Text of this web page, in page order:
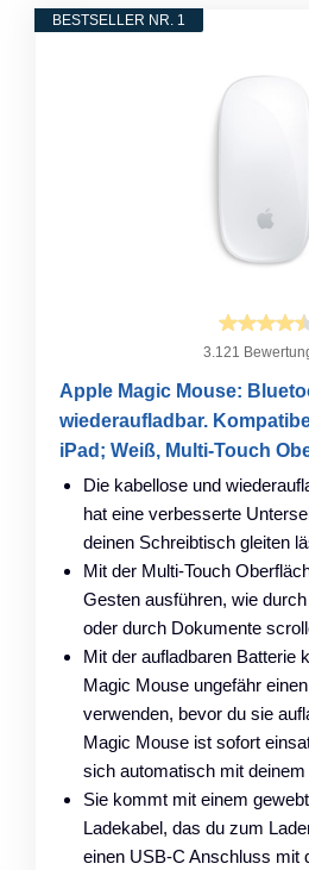
BESTSELLER NR. 1
3.121
Apple Magic Mouse:
wiederaufladbar.
iPad; Weiß, Multi-Touch
Die kabellose und
hat eine verbesserte
deinen Schreibtisch gleiten
Mit der Multi‑Touch
Gesten ausführen, wie
oder durch Dokumente
Mit der aufladbaren Batterie
Magic Mouse ungefähr
verwenden, bevor du sie
Magic Mouse ist sofort
sich automatisch mit
Sie kommt mit einem
Ladekabel, das du zum
einen USB‑C Anschluss mit